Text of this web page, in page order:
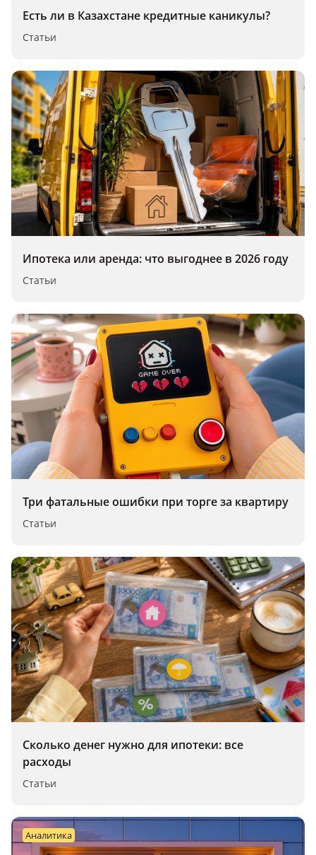
Есть ли в Казахстане кредитные каникулы?
Статьи
Ипотека или аренда: что выгоднее в 2026 году
Статьи
Три фатальные ошибки при торге за квартиру
Статьи
Сколько денег нужно для ипотеки: все
расходы
Статьи
аналитика